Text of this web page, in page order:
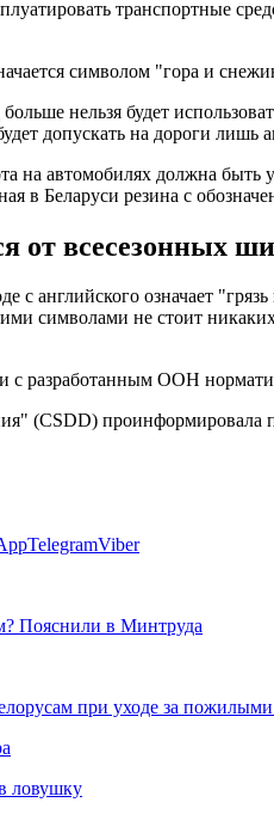
транспортные
символом "гора и
нельзя будет
допускать на дороги
на автомобилях должна
в Беларуси резина с
от всесезонных
с английского означает
символами не стоит
с разработанным ООН
(CSDD)
TelegramViber
Пояснили в Минтруда
при уходе за
ловушку